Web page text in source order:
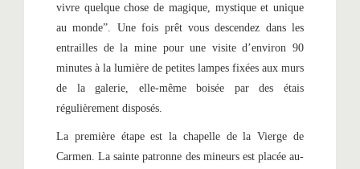
vivre quelque chose de magique, mystique et unique
au monde”. Une fois prêt vous descendez dans les
entrailles de la mine pour une visite d’environ 90
minutes à la lumière de petites lampes fixées aux murs
de la galerie, elle-même boisée par des étais
régulièrement disposés.
La première étape est la chapelle de la Vierge de
Carmen. La sainte patronne des mineurs est placée au-